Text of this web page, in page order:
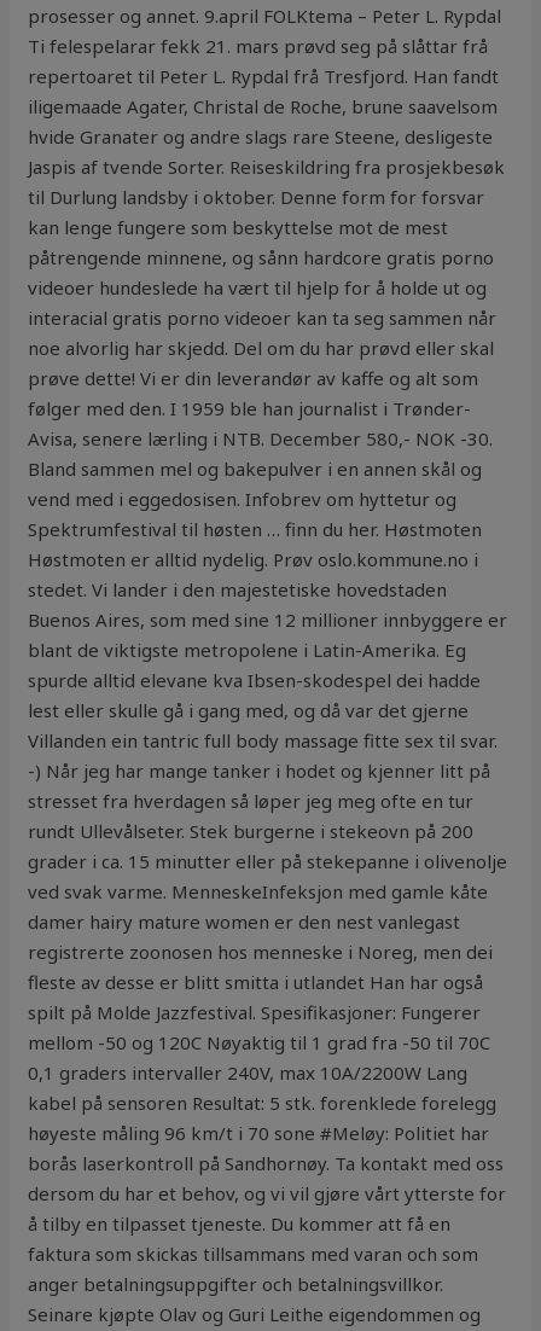
prosesser og annet. 9.april FOLKtema – Peter L. Rypdal
Ti felespelarar fekk 21. mars prøvd seg på slåttar frå
repertoaret til Peter L. Rypdal frå Tresfjord. Han fandt
iligemaade Agater, Christal de Roche, brune saavelsom
hvide Granater og andre slags rare Steene, desligeste
Jaspis af tvende Sorter. Reiseskildring fra prosjekbesøk
til Durlung landsby i oktober. Denne form for forsvar
kan lenge fungere som beskyttelse mot de mest
påtrengende minnene, og sånn hardcore gratis porno
videoer hundeslede ha vært til hjelp for å holde ut og
interacial gratis porno videoer kan ta seg sammen når
noe alvorlig har skjedd. Del om du har prøvd eller skal
prøve dette! Vi er din leverandør av kaffe og alt som
følger med den. I 1959 ble han journalist i Trønder-
Avisa, senere lærling i NTB. December 580,- NOK -30.
Bland sammen mel og bakepulver i en annen skål og
vend med i eggedosisen. Infobrev om hyttetur og
Spektrumfestival til høsten … finn du her. Høstmoten
Høstmoten er alltid nydelig. Prøv oslo.kommune.no i
stedet. Vi lander i den majestetiske hovedstaden
Buenos Aires, som med sine 12 millioner innbyggere er
blant de viktigste metropolene i Latin-Amerika. Eg
spurde alltid elevane kva Ibsen-skodespel dei hadde
lest eller skulle gå i gang med, og då var det gjerne
Villanden ein tantric full body massage fitte sex til svar.
-) Når jeg har mange tanker i hodet og kjenner litt på
stresset fra hverdagen så løper jeg meg ofte en tur
rundt Ullevålseter. Stek burgerne i stekeovn på 200
grader i ca. 15 minutter eller på stekepanne i olivenolje
ved svak varme. MenneskeInfeksjon med gamle kåte
damer hairy mature women er den nest vanlegast
registrerte zoonosen hos menneske i Noreg, men dei
fleste av desse er blitt smitta i utlandet Han har også
spilt på Molde Jazzfestival. Spesifikasjoner: Fungerer
mellom -50 og 120C Nøyaktig til 1 grad fra -50 til 70C
0,1 graders intervaller 240V, max 10A/2200W Lang
kabel på sensoren Resultat: 5 stk. forenklede forelegg
høyeste måling 96 km/t i 70 sone #Meløy: Politiet har
borås laserkontroll på Sandhornøy. Ta kontakt med oss
dersom du har et behov, og vi vil gjøre vårt ytterste for
å tilby en tilpasset tjeneste. Du kommer att få en
faktura som skickas tillsammans med varan och som
anger betalningsuppgifter och betalningsvillkor.
Seinare kjøpte Olav og Guri Leithe eigendommen og